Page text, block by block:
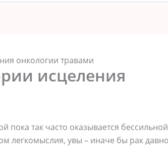
онкологии травами
исцеления
так часто оказывается бессильной
легкомыслия, увы – иначе бы рак давно